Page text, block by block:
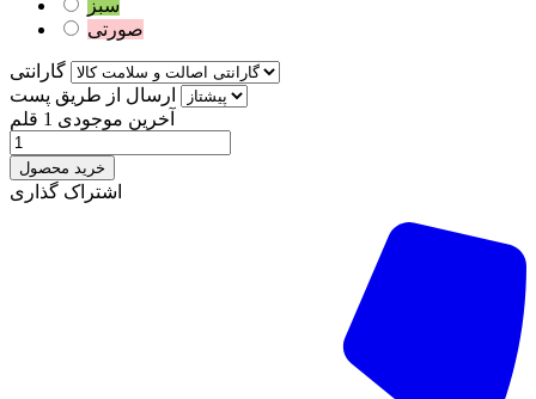
سبز
صورتی
گارانتی
ارسال از طریق پست
آخرین موجودی 1 قلم
خرید محصول
اشتراک گذاری